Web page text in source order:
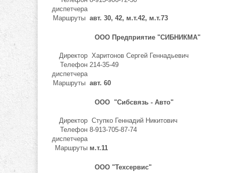
диспетчера
Маршруты авт. 30, 42, м.т.42, м.т.73
ООО Предприятие "СИБНИКМА"
Директор Харитонов Сергей Геннадьевич
Телефон
диспетчера
214-35-49
Маршруты авт. 60
ООО "Сибсвязь - Авто"
Директор Ступко Геннадий Никитович
Телефон
диспетчера
8-913-705-87-74
Маршруты м.т.11
ООО "Техсервис"